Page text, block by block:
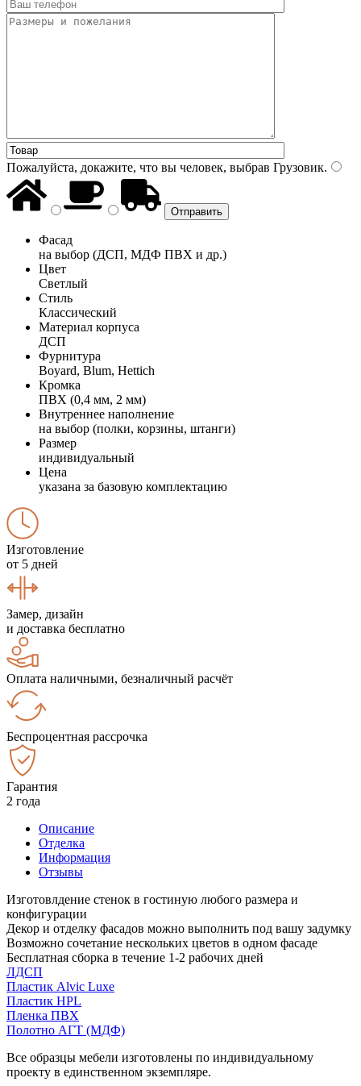
Пожалуйста, докажите, что вы человек, выбрав Грузовик.
Фасад
на выбор (ДСП, МДФ ПВХ и др.)
Цвет
Светлый
Стиль
Классический
Материал корпуса
ДСП
Фурнитура
Boyard, Blum, Hettich
Кромка
ПВХ (0,4 мм, 2 мм)
Внутреннее наполнение
на выбор (полки, корзины, штанги)
Размер
индивидуальный
Цена
указана за базовую комплектацию
Изготовление
от 5 дней
Замер, дизайн
и доставка бесплатно
Оплата наличными, безналичный расчёт
Беспроцентная рассрочка
Гарантия
2 года
Описание
Отделка
Информация
Отзывы
Изготовлдение стенок в гостиную любого размера и
конфигурации
Декор и отделку фасадов можно выполнить под вашу задумку
Возможно сочетание нескольких цветов в одном фасаде
Бесплатная сборка в течение 1-2 рабочих дней
ЛДСП
Пластик Alvic Luxe
Пластик HPL
Пленка ПВХ
Полотно АГТ (МДФ)
Все образцы мебели изготовлены по индивидуальному
проекту в единственном экземпляре.